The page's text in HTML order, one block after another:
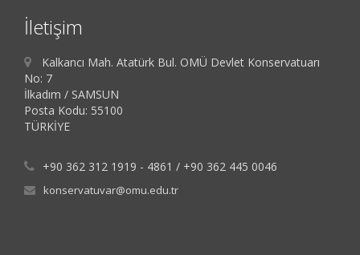
İletişim
Kalkancı Mah. Atatürk Bul. OMÜ Devlet Konservatuarı
No: 7
İlkadım / SAMSUN
Posta Kodu: 55100
TÜRKİYE
+90 362 312 1919 - 4861 / +90 362 445 0046
konservatuvar@omu.edu.tr